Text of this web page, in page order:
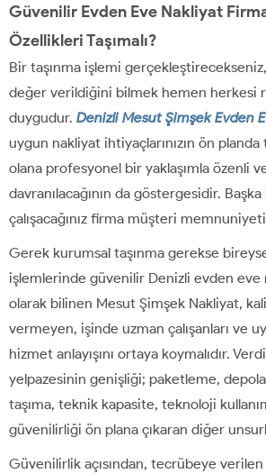
Güvenilir Evden Eve Nakliyat
Özellikleri Taşımalı?
Bir taşınma işlemi
değer verildiğini bilmek hemen herkesi
duygudur. Denizli Mesut Şimşek Evden
uygun nakliyat ihtiyaçlarınızın ön planda
olana profesyonel bir yaklaşımla özenli
davranılacağının da göstergesidir.
çalışacağınız firma müşteri
Gerek kurumsal taşınma gerekse
işlemlerinde güvenilir Denizli evden eve
olarak bilinen Mesut Şimşek Nakliyat,
vermeyen, işinde uzman çalışanları ve
hizmet anlayışını ortaya koymalıdır.
yelpazesinin genişliği; paketleme,
taşıma, teknik kapasite, teknoloji
güvenilirliği ön plana çıkaran diğer
Güvenilirlik açısından, tecrübeye